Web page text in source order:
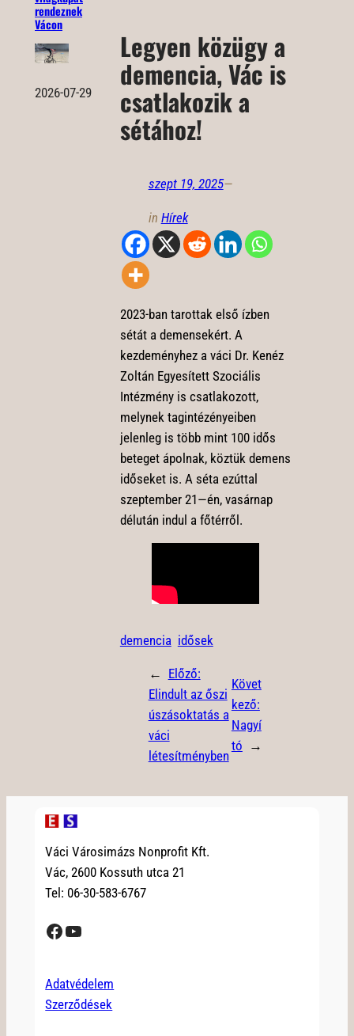
rendeznek
Vácon
2026-07-29
Legyen közügy a
demencia, Vác is
csatlakozik a
sétához!
szept 19, 2025—
in Hírek
2023-ban tarottak első ízben
sétát a demensekért. A
kezdeményhez a váci Dr. Kenéz
Zoltán Egyesített Szociális
Intézmény is csatlakozott,
melynek tagintézényeiben
jelenleg is több mint 100 idős
beteget ápolnak, köztük demens
időseket is. A séta ezúttal
szeptember 21—én, vasárnap
délután indul a főtérről.
demencia idősek
← Előző:
Elindult az őszi
úszásoktatás a
váci
létesítményben
Követ
kező:
Nagyí
tó →
Váci Városimázs Nonprofit Kft.
Vác, 2600 Kossuth utca 21
Tel: 06-30-583-6767
Facebook YouTube
Adatvédelem
Szerződések